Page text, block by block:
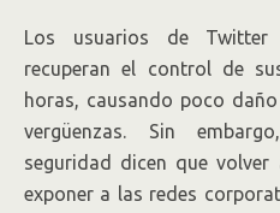
Los usuarios de Twitter
recuperan el control de
horas, causando poco
vergüenzas. Sin
seguridad dicen que
exponer a las redes